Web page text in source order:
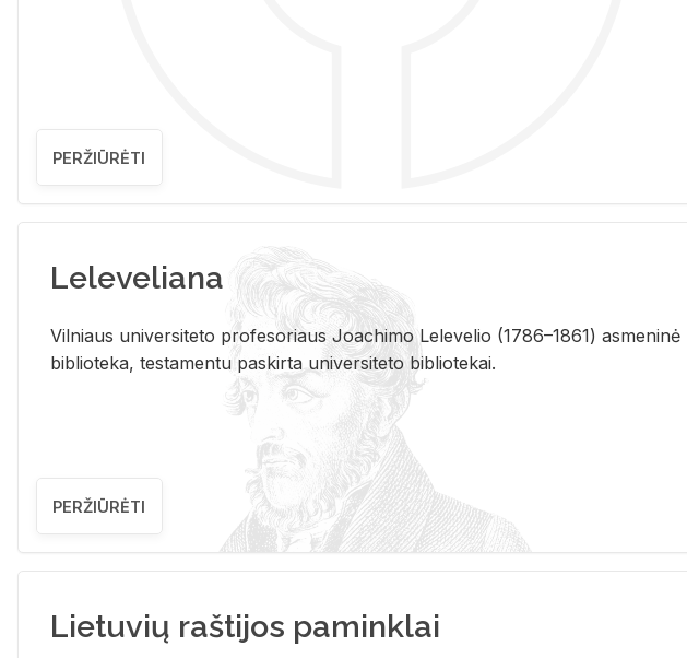
PERŽIŪRĖTI
Leleveliana
Vil­niaus uni­ver­si­te­to pro­fe­so­riaus Jo­a­chi­mo Le­le­ve­lio (1786–1861) as­me­ni­nė
bi­b­lio­te­ka, te­sta­men­tu pa­skir­ta uni­ver­si­te­to bi­b­lio­te­kai.
PERŽIŪRĖTI
Lietuvių raštijos paminklai